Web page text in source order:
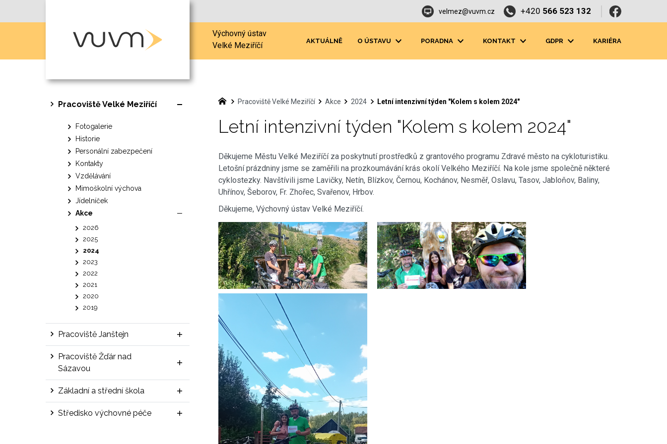
Výchovný ústav
Velké Meziříčí
velmez@vuvm.cz +420 566 523 132
AKTUÁLNĚ O ÚSTAVU PORADNA KONTAKT GDPR KARIÉRA
Pracoviště Velké Meziříčí
Fotogalerie
Historie
Personální zabezpečení
Kontakty
Vzdělávání
Mimoškolní výchova
Jídelníček
Akce
2026
2025
2024
2023
2022
2021
2020
2019
Pracoviště Janštejn
Pracoviště Žďár nad
Sázavou
Základní a střední škola
Středisko výchovné péče
Pracoviště Velké Meziříčí Akce 2024 Letní intenzivní týden "Kolem s kolem 2024"
Letní intenzivní týden "Kolem s kolem 2024"
Děkujeme Městu Velké Meziříčí za poskytnutí prostředků z grantového programu Zdravé město na cykloturistiku.
Letošní prázdniny jsme se zaměřili na prozkoumávání krás okolí Velkého Meziříčí. Na kole jsme společně některé
cyklostezky. Navštívili jsme Lavičky, Netín, Blízkov, Černou, Kochánov, Nesměř, Oslavu, Tasov, Jabloňov, Baliny,
Uhřínov, Šeborov, Fr. Zhořec, Svařenov, Hrbov.
Děkujeme, Výchovný ústav Velké Meziříčí.